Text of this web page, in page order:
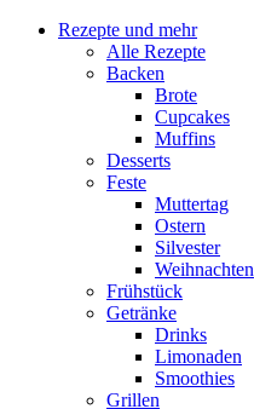
Rezepte und mehr
Alle Rezepte
Backen
Brote
Cupcakes
Muffins
Desserts
Feste
Muttertag
Ostern
Silvester
Weihnachten
Frühstück
Getränke
Drinks
Limonaden
Smoothies
Grillen